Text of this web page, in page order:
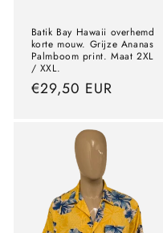
Batik Bay Hawaii overhemd
korte mouw. Grijze Ananas
Palmboom print. Maat 2XL
/ XXL.
precio
€29,50 EUR